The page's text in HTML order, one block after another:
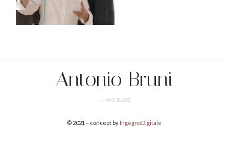
Antonio Bruni
IL MIO BLOG
© 2021 – concept by IngegnoDigitale